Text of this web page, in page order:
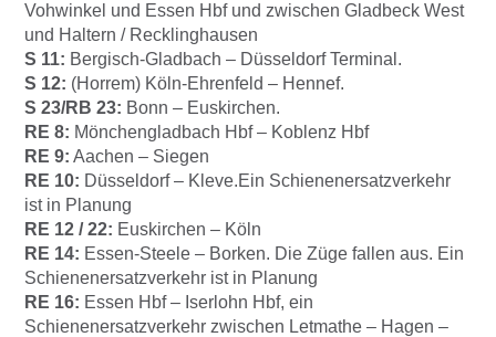
Vohwinkel und Essen Hbf und zwischen Gladbeck West
und Haltern / Recklinghausen
S 11: Bergisch-Gladbach – Düsseldorf Terminal.
S 12: (Horrem) Köln-Ehrenfeld – Hennef.
S 23/RB 23: Bonn – Euskirchen.
RE 8: Mönchengladbach Hbf – Koblenz Hbf
RE 9: Aachen – Siegen
RE 10: Düsseldorf – Kleve.Ein Schienenersatzverkehr
ist in Planung
RE 12 / 22: Euskirchen – Köln
RE 14: Essen-Steele – Borken. Die Züge fallen aus. Ein
Schienenersatzverkehr ist in Planung
RE 16: Essen Hbf – Iserlohn Hbf, ein
Schienenersatzverkehr zwischen Letmathe – Hagen –